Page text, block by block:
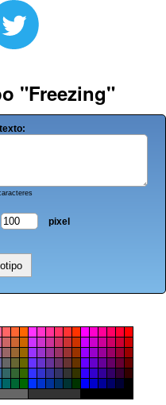
"Freezing"
pixel